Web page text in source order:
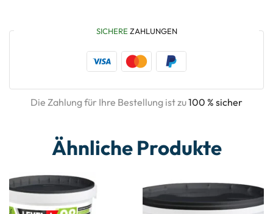
SICHERE ZAHLUNGEN
Die Zahlung für Ihre Bestellung ist zu100 % sicher
Ähnliche Produkte